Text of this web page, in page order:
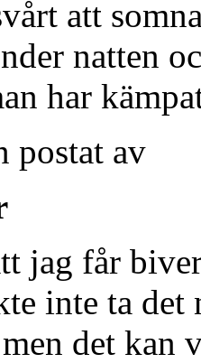
att
natten
har
postat av
jag får
inte ta
det kan